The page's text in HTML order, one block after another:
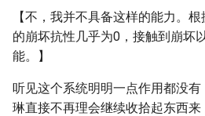
【不，我并不具备这样的能力。
的崩坏抗性几乎为0，接触到崩坏
能。】
听见这个系统明明一点作用都没
琳直接不再理会继续收拾起东西